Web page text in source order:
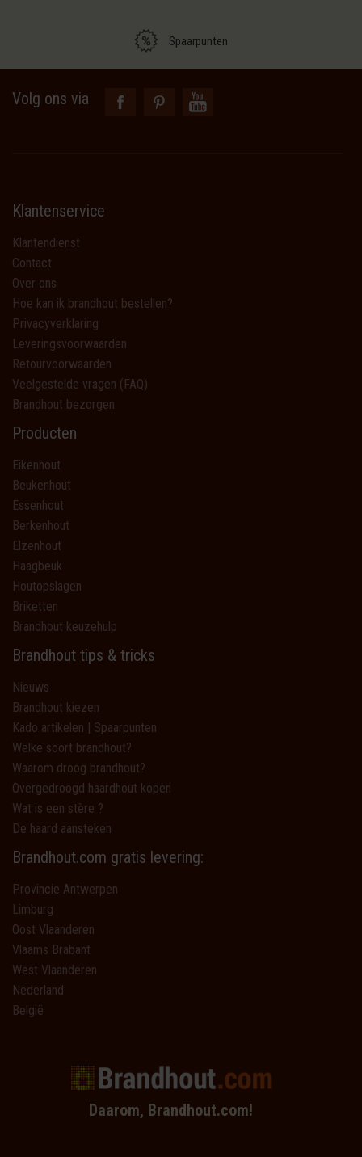
Spaarpunten
Volg ons via
Klantenservice
Klantendienst
Contact
Over ons
Hoe kan ik brandhout bestellen?
Privacyverklaring
Leveringsvoorwaarden
Retourvoorwaarden
Veelgestelde vragen (FAQ)
Brandhout bezorgen
Producten
Eikenhout
Beukenhout
Essenhout
Berkenhout
Elzenhout
Haagbeuk
Houtopslagen
Briketten
Brandhout keuzehulp
Brandhout tips & tricks
Nieuws
Brandhout kiezen
Kado artikelen | Spaarpunten
Welke soort brandhout?
Waarom droog brandhout?
Overgedroogd haardhout kopen
Wat is een stère ?
De haard aansteken
Brandhout.com gratis levering:
Provincie Antwerpen
Limburg
Oost Vlaanderen
Vlaams Brabant
West Vlaanderen
Nederland
België
Daarom, Brandhout.com!